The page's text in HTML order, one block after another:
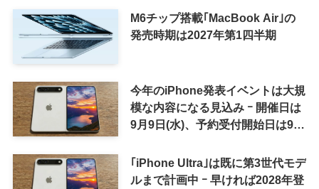
M6チップ搭載｢MacBook Air｣の
発売時期は2027年第1四半期
今年のiPhone発表イベントは大規
模な内容になる見込み ｰ 開催日は
9月9日(水)、予約受付開始日は9月
｢iPhone Ultra｣は既に第3世代モデ
ルまで計画中 ｰ 早ければ2028年登